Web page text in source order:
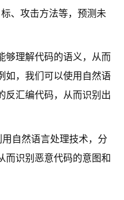
、攻击方法等，预测未
够理解代码的语义，从而
如，我们可以使用自然语
反汇编代码，从而识别出
用自然语言处理技术，分
而识别恶意代码的意图和